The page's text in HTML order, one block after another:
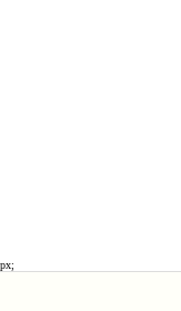
px;